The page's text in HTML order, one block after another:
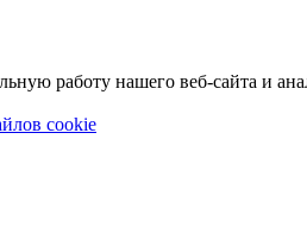
работу нашего веб-сайта и
cookie